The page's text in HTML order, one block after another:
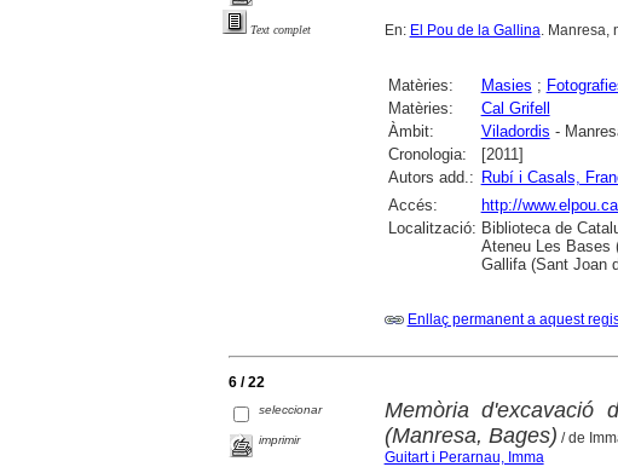
Text complet En: El Pou de la Gallina. Manresa,
Matèries: Masies ;
Matèries:
Cal Grifell
Àmbit:
Viladordis -
Cronologia:
[2011]
Autors add.: Rubí i Casals,
Accés:
http://
Localització: Biblioteca de
Ateneu Les Bases
Gallifa (Sant Joan
Enllaç permanent a aquest
6 / 22
seleccionar
imprimir
Memòria
(Manresa, Bages) / de
Guitart i Perarnau, Imma